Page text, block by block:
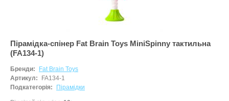
Пірамідка-спінер Fat Brain Toys MiniSpinny тактильна
(FA134-1)
Бренди:
Fat Brain Toys
Артикул:
FA134-1
Подкатегорія:
Пірамідки